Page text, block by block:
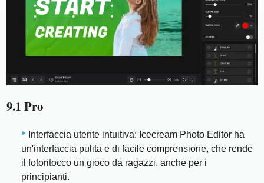
9.1 Pro
Interfaccia utente intuitiva: Icecream Photo Editor ha
un'interfaccia pulita e di facile comprensione, che rende
il fotoritocco un gioco da ragazzi, anche per i
principianti.